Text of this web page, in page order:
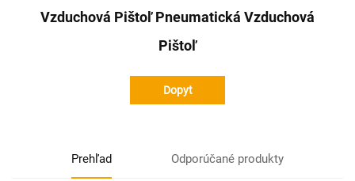
Vzduchová Pištoľ Pneumatická Vzduchová
Pištoľ
Dopyt
Prehľad Odporúčané produkty